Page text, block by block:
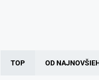
TOP OD